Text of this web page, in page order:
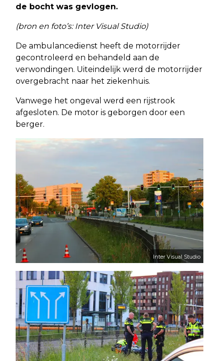
de bocht was gevlogen.
(bron en foto’s: Inter Visual Studio)
De ambulancedienst heeft de motorrijder
gecontroleerd en behandeld aan de
verwondingen. Uiteindelijk werd de motorrijder
overgebracht naar het ziekenhuis.
Vanwege het ongeval werd een rijstrook
afgesloten. De motor is geborgen door een
berger.
Inter Visual Studio